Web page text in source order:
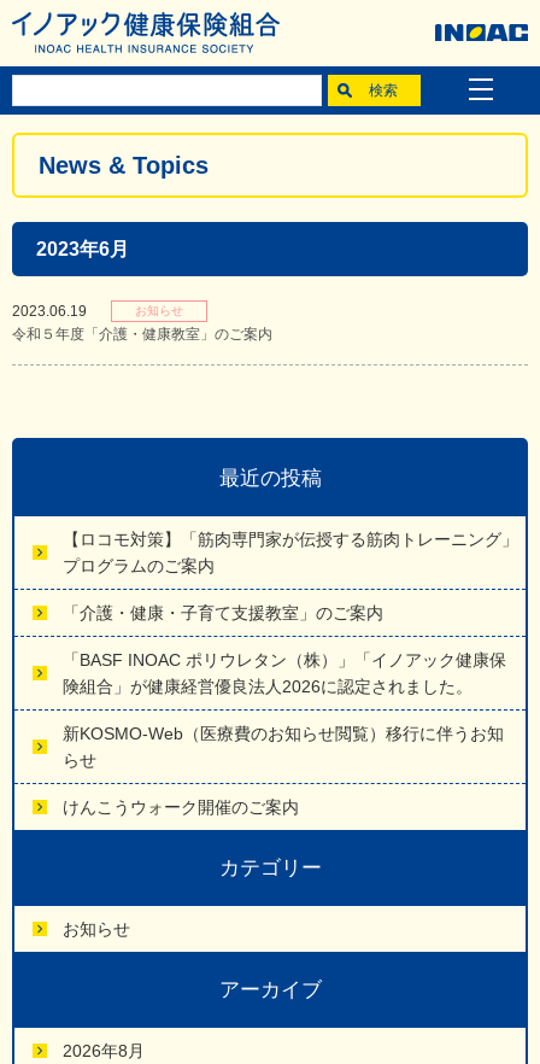
News & Topics
2023年6月
2023.06.19 お知らせ
令和５年度「介護・健康教室」のご案内
最近の投稿
【ロコモ対策】「筋肉専門家が伝授する筋肉トレーニング」
プログラムのご案内
「介護・健康・子育て支援教室」のご案内
「BASF INOAC ポリウレタン（株）」「イノアック健康保
険組合」が健康経営優良法人2026に認定されました。
新KOSMO-Web（医療費のお知らせ閲覧）移行に伴うお知
らせ
けんこうウォーク開催のご案内
カテゴリー
お知らせ
アーカイブ
2026年8月